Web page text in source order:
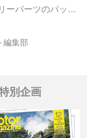
ーパーツのパッケ
リミテッド パッ
発売した。
編集部
別企画